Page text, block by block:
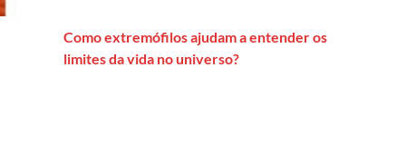
Como extremófilos ajudam a entender os
limites da vida no universo?